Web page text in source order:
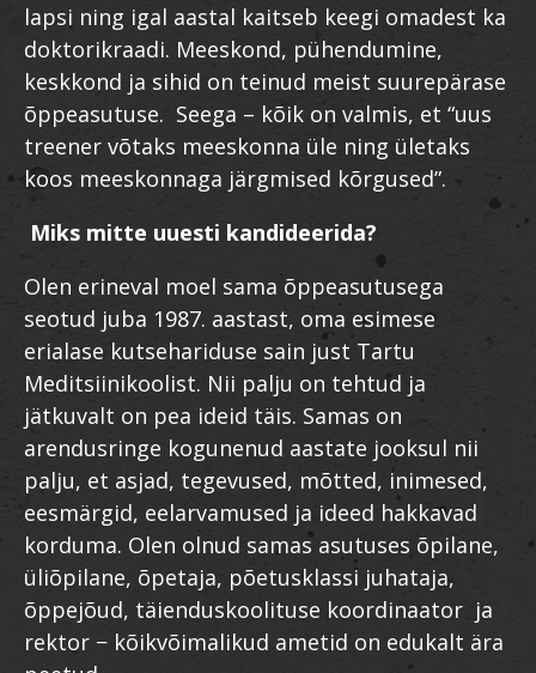
lapsi ning igal aastal kaitseb keegi omadest ka
doktorikraadi. Meeskond, pühendumine,
keskkond ja sihid on teinud meist suurepärase
õppeasutuse. Seega – kõik on valmis, et “uus
treener võtaks meeskonna üle ning ületaks
koos meeskonnaga järgmised kõrgused”.
Miks mitte uuesti kandideerida?
Olen erineval moel sama õppeasutusega
seotud juba 1987. aastast, oma esimese
erialase kutsehariduse sain just Tartu
Meditsiinikoolist. Nii palju on tehtud ja
jätkuvalt on pea ideid täis. Samas on
arendusringe kogunenud aastate jooksul nii
palju, et asjad, tegevused, mõtted, inimesed,
eesmärgid, eelarvamused ja ideed hakkavad
korduma. Olen olnud samas asutuses õpilane,
üliõpilane, õpetaja, põetusklassi juhataja,
õppejõud, täienduskoolituse koordinaator ja
rektor − kõikvõimalikud ametid on edukalt ära